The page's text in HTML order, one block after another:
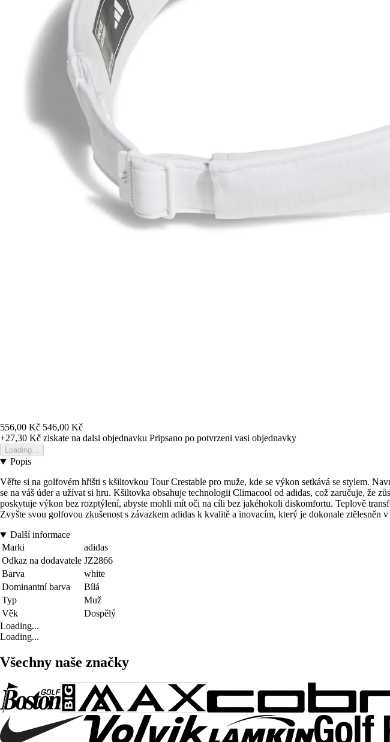
556,00 Kč 546,00 Kč
+27,30 Kč ziskate na dalsi objednavku Pripsano po potvrzeni vasi objednavky
Loading...
Popis
Věřte si na golfovém hřišti s kšiltovkou Tour Crestable pro muže, kde se výkon setkává se stylem.
se na váš úder a užívat si hru. Kšiltovka obsahuje technologii Climacool od adidas, což zaručuje, že
poskytuje výkon bez rozptýlení, abyste mohli mít oči na cíli bez jakéhokoli diskomfortu. Teplově
Zvyšte svou golfovou zkušenost s závazkem adidas k kvalitě a inovacím, který je dokonale ztělesněn
Další informace
Marki
adidas
Odkaz na dodavatele JZ2866
Barva
white
Dominantní barva
Bílá
Typ
Muž
Věk
Dospělý
Loading...
Loading...
Všechny naše značky